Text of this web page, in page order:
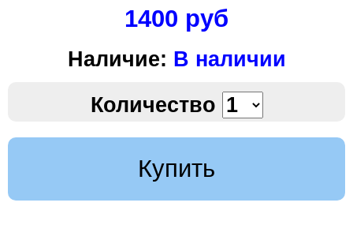
1400 руб
Наличие: В наличии
Количество
Купить